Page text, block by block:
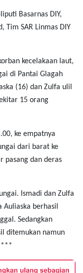
Basarnas DIY,
Tim SAR Linmas DIY
kecelakaan laut,
di Pantai Glagah
(16) dan Zulfa ulil
15 orang
ke empatnya
dari barat ke
pasang dan deras
Ismadi dan Zulfa
Auliaska berhasil
Sedangkan
ditemukan namun